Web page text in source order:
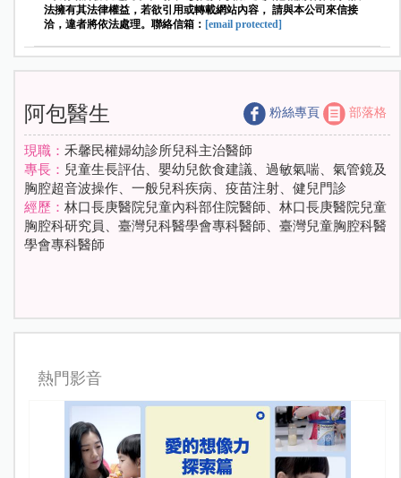
法擁有其法律權益，若欲引用或轉載網站內容， 請與本公司來信接
洽，違者將依法處理。聯絡信箱： [email protected]
阿包醫生 粉絲專頁 部落格
現職： 禾馨民權婦幼診所兒科主治醫師
專長： 兒童生長評估、嬰幼兒飲食建議、過敏氣喘、氣管鏡及
胸腔超音波操作、一般兒科疾病、疫苗注射、健兒門診
經歷： 林口長庚醫院兒童內科部住院醫師、林口長庚醫院兒童
胸腔科研究員、臺灣兒科醫學會專科醫師、臺灣兒童胸腔科醫
學會專科醫師
熱門影音